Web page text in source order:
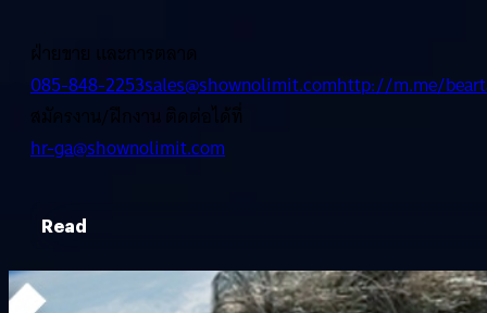
ฝ่ายขาย และการตลาด
085-848-2253sales@shownolimit.comhttp://m.me/
สมัครงาน/ฝึกงาน ติดต่อได้ที่
hr-ga@shownolimit.com
Read